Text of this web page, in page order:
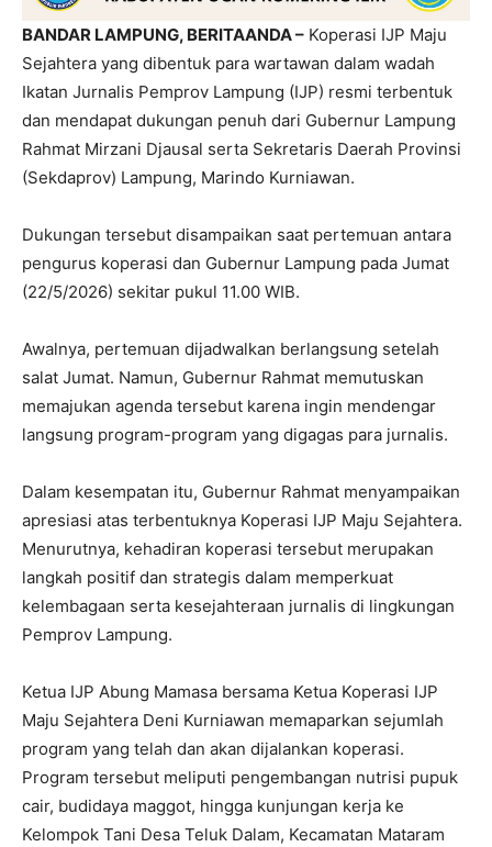
BANDAR LAMPUNG, BERITAANDA – Koperasi IJP Maju
Sejahtera yang dibentuk para wartawan dalam wadah
Ikatan Jurnalis Pemprov Lampung (IJP) resmi terbentuk
dan mendapat dukungan penuh dari Gubernur Lampung
Rahmat Mirzani Djausal serta Sekretaris Daerah Provinsi
(Sekdaprov) Lampung, Marindo Kurniawan.
Dukungan tersebut disampaikan saat pertemuan antara
pengurus koperasi dan Gubernur Lampung pada Jumat
(22/5/2026) sekitar pukul 11.00 WIB.
Awalnya, pertemuan dijadwalkan berlangsung setelah
salat Jumat. Namun, Gubernur Rahmat memutuskan
memajukan agenda tersebut karena ingin mendengar
langsung program-program yang digagas para jurnalis.
Dalam kesempatan itu, Gubernur Rahmat menyampaikan
apresiasi atas terbentuknya Koperasi IJP Maju Sejahtera.
Menurutnya, kehadiran koperasi tersebut merupakan
langkah positif dan strategis dalam memperkuat
kelembagaan serta kesejahteraan jurnalis di lingkungan
Pemprov Lampung.
Ketua IJP Abung Mamasa bersama Ketua Koperasi IJP
Maju Sejahtera Deni Kurniawan memaparkan sejumlah
program yang telah dan akan dijalankan koperasi.
Program tersebut meliputi pengembangan nutrisi pupuk
cair, budidaya maggot, hingga kunjungan kerja ke
Kelompok Tani Desa Teluk Dalam, Kecamatan Mataram